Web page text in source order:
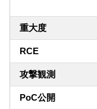
重大度
RCE
攻撃観測
PoC公開